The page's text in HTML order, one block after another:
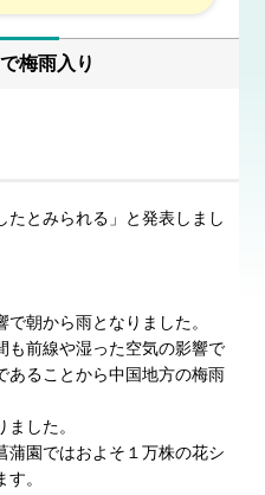
梅雨入り
たとみられる」と発表しまし
朝から雨となりました。
も前線や湿った空気の影響で
あることから中国地方の梅雨
した。
蒲園ではおよそ１万株の花シ
。